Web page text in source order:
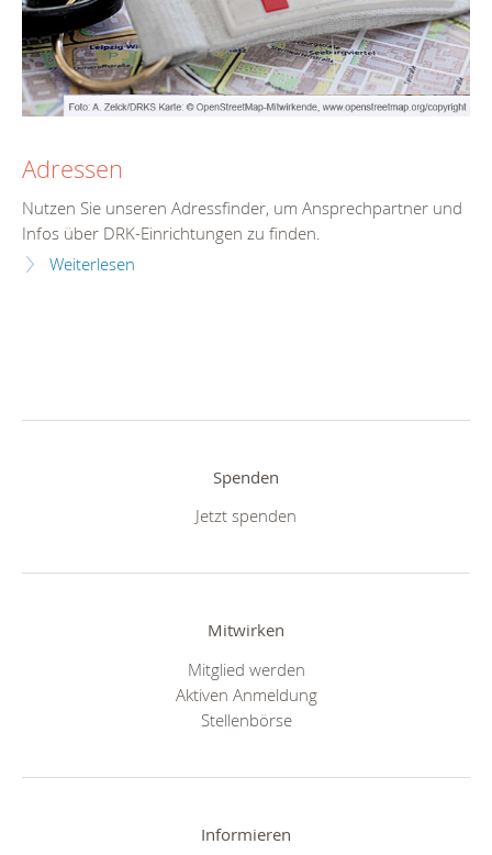
Adressen
Nutzen Sie unseren Adressfinder, um Ansprechpartner und
Infos über DRK-Einrichtungen zu finden.
Weiterlesen
Spenden
Jetzt spenden
Mitwirken
Mitglied werden
Aktiven Anmeldung
Stellenbörse
Informieren